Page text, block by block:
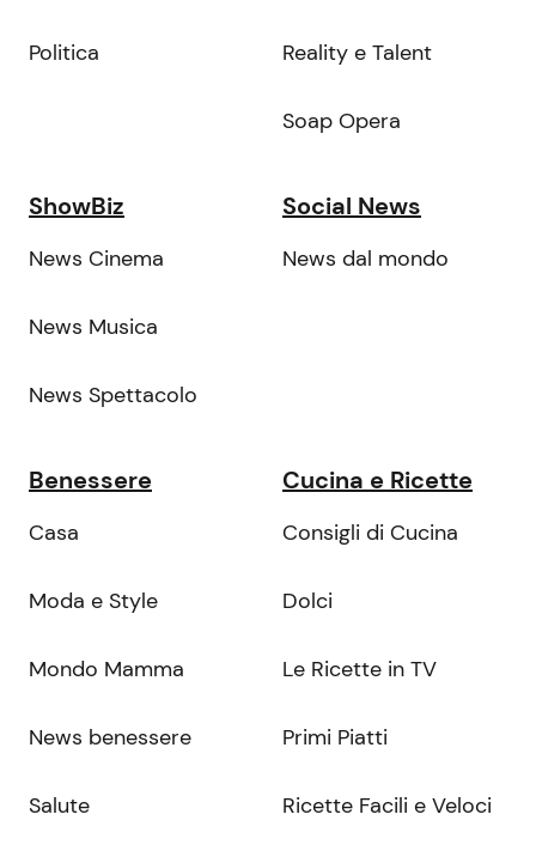
Politica Reality e Talent
Soap Opera
ShowBiz
News Cinema
News Musica
News Spettacolo
Social News
News dal mondo
Benessere
Casa
Moda e Style
Mondo Mamma
News benessere
Salute
Cucina e Ricette
Consigli di Cucina
Dolci
Le Ricette in TV
Primi Piatti
Ricette Facili e Veloci